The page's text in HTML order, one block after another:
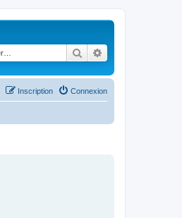
Rechercher
Connexion
Inscription